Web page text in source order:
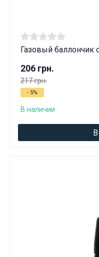
Газовый
206 грн.
217 грн.
- 5%
В наличии